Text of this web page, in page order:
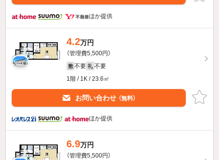
ほか提供
4.2万円
（管理費5,500円）
敷 不要 礼 不要
1階 / 1K / 23.6㎡
お問い合わせ （無料）
ほか提供
6.9万円
（管理費5,500円）